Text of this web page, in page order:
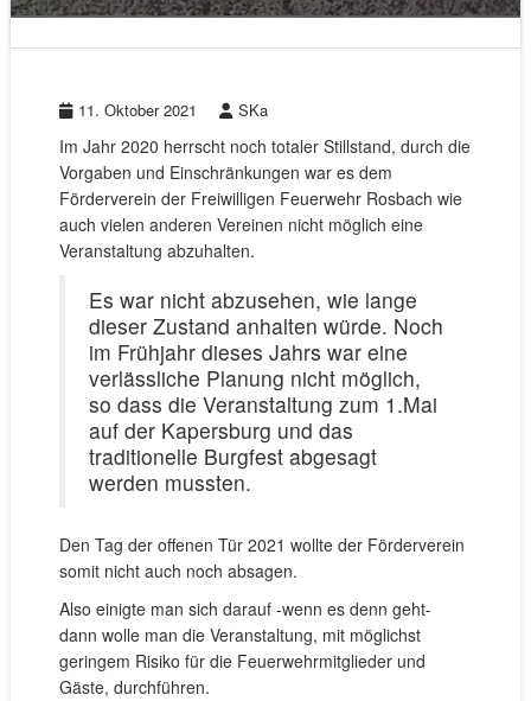
11. Oktober 2021 SKa
Im Jahr 2020 herrscht noch totaler Stillstand, durch die
Vorgaben und Einschränkungen war es dem
Förderverein der Freiwilligen Feuerwehr Rosbach wie
auch vielen anderen Vereinen nicht möglich eine
Veranstaltung abzuhalten.
Es war nicht abzusehen, wie lange
dieser Zustand anhalten würde. Noch
im Frühjahr dieses Jahrs war eine
verlässliche Planung nicht möglich,
so dass die Veranstaltung zum 1.Mai
auf der Kapersburg und das
traditionelle Burgfest abgesagt
werden mussten.
Den Tag der offenen Tür 2021 wollte der Förderverein
somit nicht auch noch absagen.
Also einigte man sich darauf -wenn es denn geht-
dann wolle man die Veranstaltung, mit möglichst
geringem Risiko für die Feuerwehrmitglieder und
Gäste, durchführen.